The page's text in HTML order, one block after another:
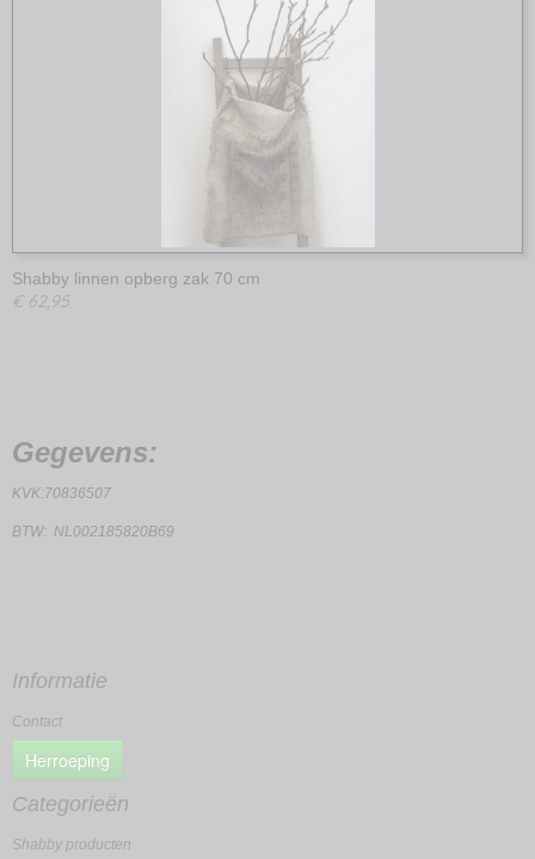
Shabby linnen opberg zak 70 cm
€ 62,95
Gegevens:
KVK:70836507
BTW: NL002185820B69
Informatie
Contact
Herroeping
Categorieën
Shabby producten